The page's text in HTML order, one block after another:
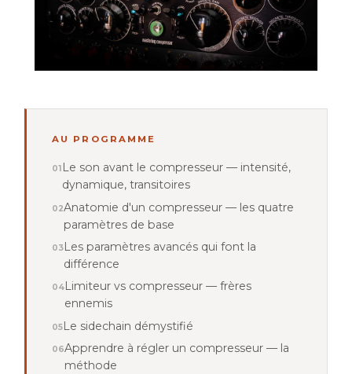
AU PROGRAMME
Le son avant le compresseur — intensité,
dynamique, transitoires
Anatomie d'un compresseur — les quatre
paramètres de base
Les paramètres avancés qui font la
différence
Limiteur vs compresseur — frères
ennemis
Le sidechain démystifié
Apprendre à régler un compresseur — la
méthode